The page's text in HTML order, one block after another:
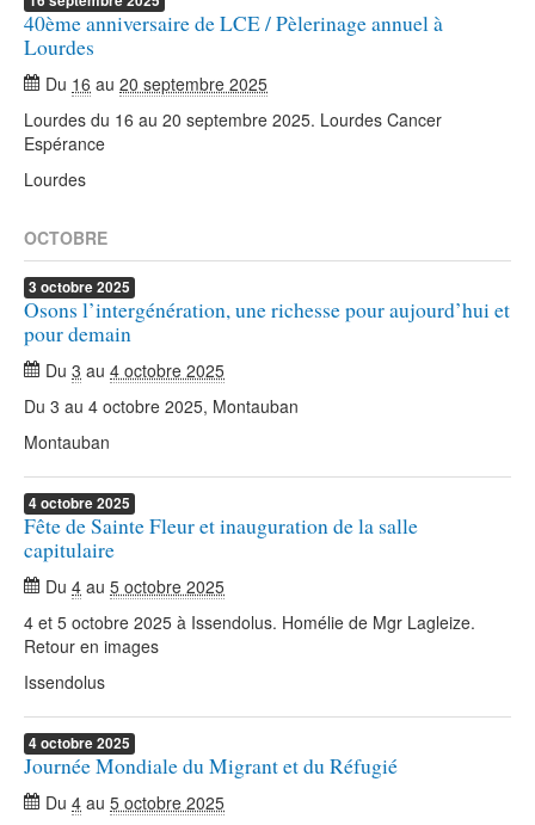
40ème anniversaire de LCE / Pèlerinage annuel à
Lourdes
Du 16 au 20 septembre 2025
Lourdes du 16 au 20 septembre 2025. Lourdes Cancer
Espérance
Lourdes
OCTOBRE
3 octobre2025
Osons l’intergénération, une richesse pour aujourd’hui et
pour demain
Du 3 au 4 octobre 2025
Du 3 au 4 octobre 2025, Montauban
Montauban
4octobre2025
Fête de Sainte Fleur et inauguration de la salle
capitulaire
Du 4 au 5 octobre 2025
4 et 5 octobre 2025 à Issendolus. Homélie de Mgr Lagleize.
Retour en images
Issendolus
4octobre2025
Journée Mondiale du Migrant et du Réfugié
Du 4 au 5 octobre 2025